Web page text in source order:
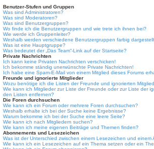
Benutzer-Stufen und Gruppen
Was sind Administratoren?
Was sind Moderatoren?
Was sind Benutzergruppen?
Wo finde ich die Benutzergruppen und wie trete ich ihnen bei?
Wie werde ich Gruppenleiter?
Weshalb werden verschiedene Benutzergruppen farbig
Was ist eine Hauptgruppe?
Was bedeutet der „Das Team“-Link auf der Startseite?
Private Nachrichten
Ich kann keine Privaten Nachrichten verschicken!
Ich bekomme ständig unerwünschte Private Nachrichten!
Ich habe eine Spam-E-Mail von einem Mitglied dieses Forums
Freunde und ignorierte Mitglieder
Wozu benötige ich die Listen der Freunde und ignorierten
Wie kann ich Mitglieder zur Liste der Freunde oder zur Liste der
den Listen entfernen?
Die Foren durchsuchen
Wie kann ich ein Forum oder mehrere Foren durchsuchen?
Weshalb erhalte ich bei der Suche keine Ergebnisse?
Warum bekomme ich bei der Suche eine leere Seite?
Wie kann ich nach Mitgliedern suchen?
Wie kann ich meine eigenen Beiträge und Themen finden?
Abonnements und Lesezeichen
Was ist der Unterschied zwischen einem Lesezeichen und
Wie kann ich ein Lesezeichen auf ein Thema setzen oder ein